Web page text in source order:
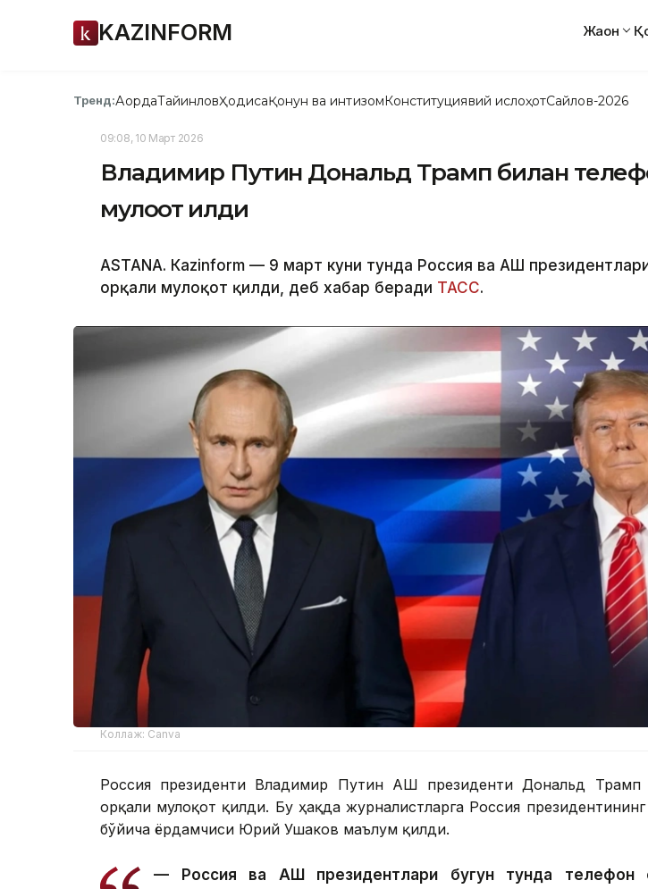
KAZINFORM Жаҳон
Тренд:АқордаТайинловҲодисаҚонун ва интизомКонституциявий ислоҳотСайлов-2026
09:08, 10 Март 2026
Владимир Путин Дональд Трамп билан
мулоқот қилди
ASTANА. Кazinform — 9 март куни тунда Россия ва АҚШ
орқали мулоқот қилди, деб хабар беради ТАСС.
Коллаж: Canva
Россия президенти Владимир Путин АҚШ президенти Дональд Трамп
орқали мулоқот қилди. Бу ҳақда журналистларга Россия
бўйича ёрдамчиси Юрий Ушаков маълум қилди.
— Россия ва АҚШ президентлари бугун тунда телефон